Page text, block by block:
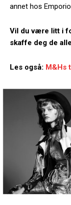
annet hos
Vil du være litt i
skaffe deg de
Les også: M&Hs